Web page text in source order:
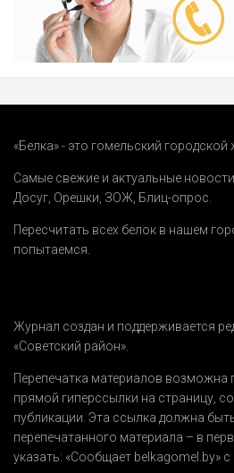
«Белка» - это гомельский городской
Самые свежие и актуальные
Досуг Орешки ЗОЖ Блиц-опрос
Пересчитать всех белок в нашем
попытаемся.
Журнал создан и поддерживается
«Советский район».
Перепечатка материалов возможна
прямой гиперссылки на страницу,
публикации. Эта ссылка должна
перепечатанного материала – в
указать: «Сообщает belkagomel.by» с